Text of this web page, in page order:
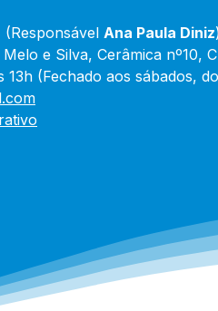
(Responsável Ana Paula Diniz
e Silva, Cerâmica nº10,
13h (Fechado aos sábados,